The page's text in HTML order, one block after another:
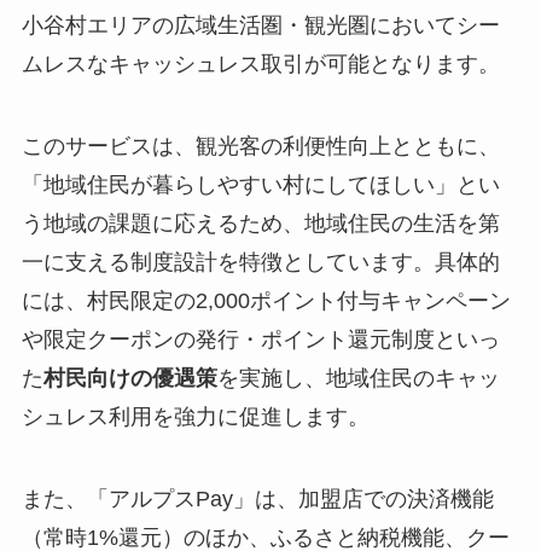
小谷村エリアの広域生活圏・観光圏においてシー
ムレスなキャッシュレス取引が可能となります。
このサービスは、観光客の利便性向上とともに、
「地域住民が暮らしやすい村にしてほしい」とい
う地域の課題に応えるため、地域住民の生活を第
一に支える制度設計を特徴としています。具体的
には、村民限定の2,000ポイント付与キャンペーン
や限定クーポンの発行・ポイント還元制度といっ
た村民向けの優遇策を実施し、地域住民のキャッ
シュレス利用を強力に促進します。
また、「アルプスPay」は、加盟店での決済機能
（常時1%還元）のほか、ふるさと納税機能、クー